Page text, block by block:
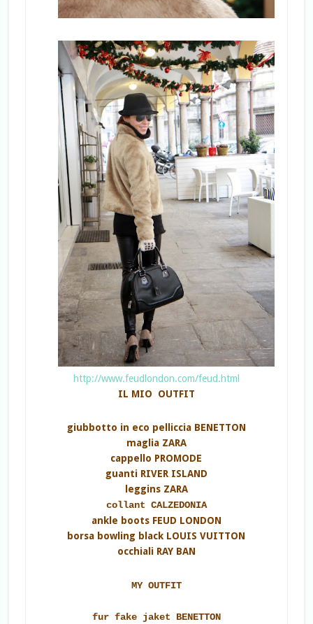
http://www.feudlondon.com/feud.html
IL MIO OUTFIT
giubbotto in eco pelliccia BENETTON
maglia ZARA
cappello PROMODE
guanti RIVER ISLAND
leggins ZARA
collant CALZEDONIA
ankle boots FEUD LONDON
borsa bowling black LOUIS VUITTON
occhiali RAY BAN
MY OUTFIT
fur fake jaket BENETTON